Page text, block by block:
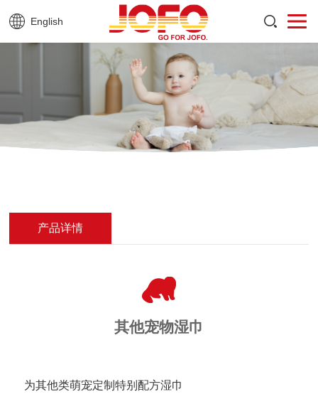
English
产品详情
其他宠物湿巾
为其他类萌宠定制特别配方湿巾